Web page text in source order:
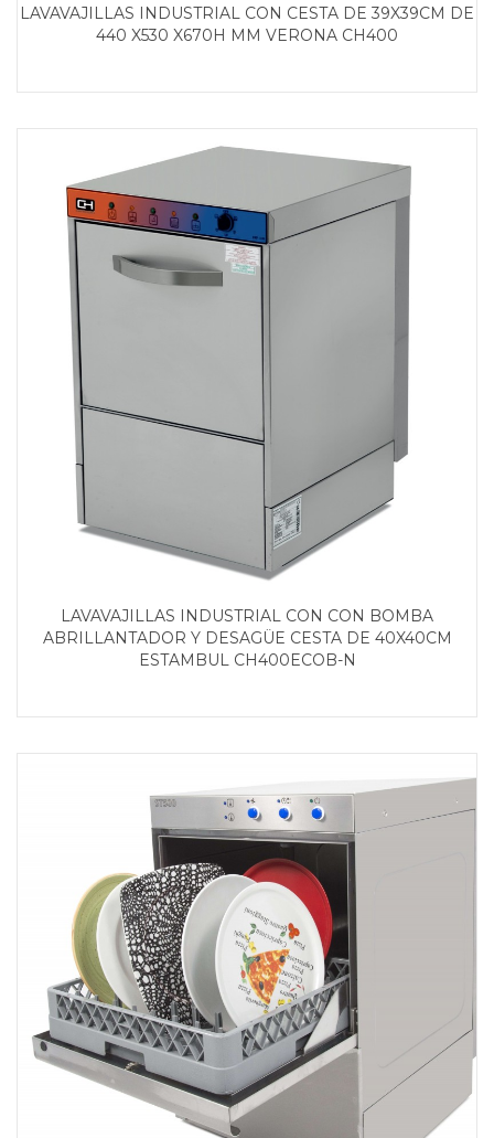
LAVAVAJILLAS INDUSTRIAL CON CESTA DE 39X39CM DE
440 X530 X670H MM VERONA CH400
LAVAVAJILLAS INDUSTRIAL CON CON BOMBA
ABRILLANTADOR Y DESAGÜE CESTA DE 40X40CM
ESTAMBUL CH400ECOB-N